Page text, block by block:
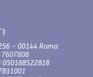
- 00144 Roma
050188522818